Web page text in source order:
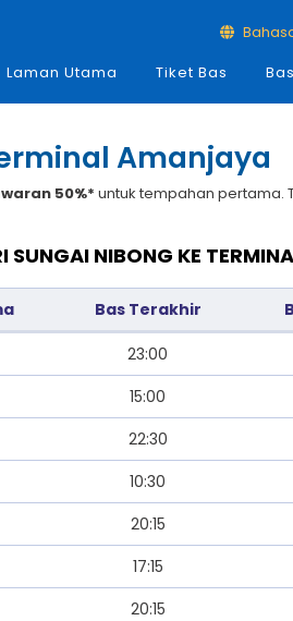
Laman Utama
Tiket Bas
Amanjaya
50%* untuk tempahan pertama.
SUNGAI NIBONG KE
Bas Terakhir
23:00
15:00
22:30
10:30
20:15
17:15
20:15